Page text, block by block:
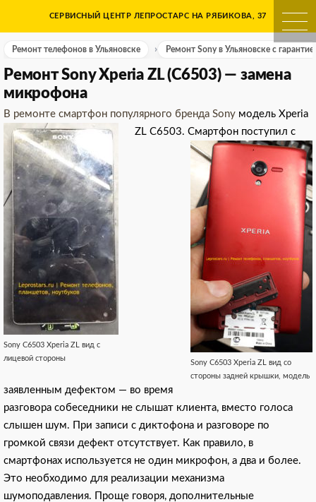
content
Ремонт телефонов в
СЕРВИСНЫЙ ЦЕНТР ЛЕПРОСТАРС НА РЯБИКОВА, 37
Ремонт телефонов в Ульяновске Ремонт Sony в Ульяновске с
Ремонт Sony Xperia ZL (C6503) — замена
микрофона
В ремонте смартфон популярного бренда Sony модель Xperia
ZL С6503.
Sony C6503 Xperia ZL вид с
лицевой стороны
Sony C6503 Xperia ZL вид со
стороны задней крышки, модель
Смартфон поступил с
заявленным дефектом — во время
разговора собеседники не слышат клиента, вместо голоса
слышен шум. При записи с диктофона и разговоре по
громкой связи дефект отсутствует. Как правило, в
смартфонах используется не один микрофон, а два и более.
Это необходимо для реализации механизма
шумоподавления. Проще говоря, дополнительные